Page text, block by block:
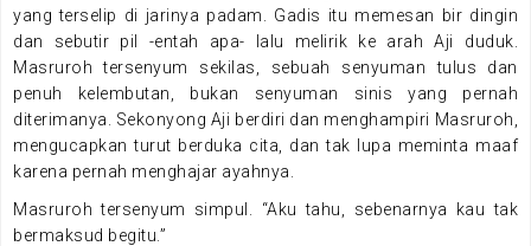
yang terselip di jarinya padam. Gadis itu memesan bir dingin
dan sebutir pil -entah apa- lalu melirik ke arah Aji duduk.
Masruroh tersenyum sekilas, sebuah senyuman tulus dan
penuh kelembutan, bukan senyuman sinis yang pernah
diterimanya. Sekonyong Aji berdiri dan menghampiri Masruroh,
mengucapkan turut berduka cita, dan tak lupa meminta maaf
karena pernah menghajar ayahnya.
Masruroh tersenyum simpul. “Aku tahu, sebenarnya kau tak
bermaksud begitu.”